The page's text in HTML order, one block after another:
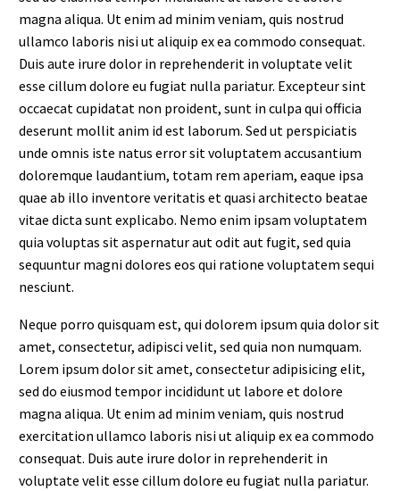
magna aliqua. Ut enim ad minim veniam, quis nostrud
ullamco laboris nisi ut aliquip ex ea commodo consequat.
Duis aute irure dolor in reprehenderit in voluptate velit
esse cillum dolore eu fugiat nulla pariatur. Excepteur sint
occaecat cupidatat non proident, sunt in culpa qui officia
deserunt mollit anim id est laborum. Sed ut perspiciatis
unde omnis iste natus error sit voluptatem accusantium
doloremque laudantium, totam rem aperiam, eaque ipsa
quae ab illo inventore veritatis et quasi architecto beatae
vitae dicta sunt explicabo. Nemo enim ipsam voluptatem
quia voluptas sit aspernatur aut odit aut fugit, sed quia
sequuntur magni dolores eos qui ratione voluptatem sequi
nesciunt.
Neque porro quisquam est, qui dolorem ipsum quia dolor sit
amet, consectetur, adipisci velit, sed quia non numquam.
Lorem ipsum dolor sit amet, consectetur adipisicing elit,
sed do eiusmod tempor incididunt ut labore et dolore
magna aliqua. Ut enim ad minim veniam, quis nostrud
exercitation ullamco laboris nisi ut aliquip ex ea commodo
consequat. Duis aute irure dolor in reprehenderit in
voluptate velit esse cillum dolore eu fugiat nulla pariatur.